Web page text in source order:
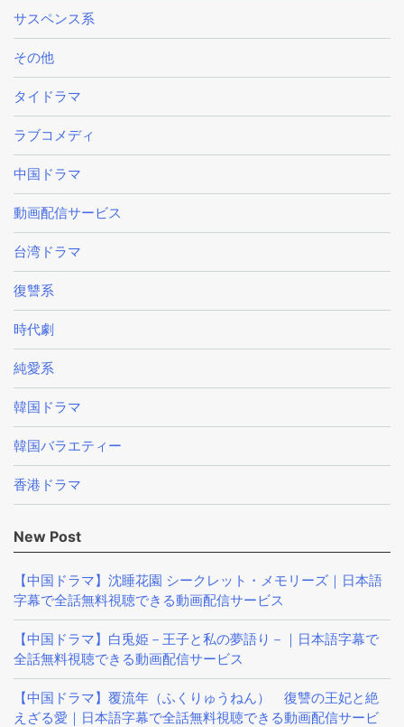
サスペンス系
その他
タイドラマ
ラブコメディ
中国ドラマ
動画配信サービス
台湾ドラマ
復讐系
時代劇
純愛系
韓国ドラマ
韓国バラエティー
香港ドラマ
New Post
【中国ドラマ】沈睡花園 シークレット・メモリーズ｜日本語
字幕で全話無料視聴できる動画配信サービス
【中国ドラマ】白兎姫－王子と私の夢語り－｜日本語字幕で
全話無料視聴できる動画配信サービス
【中国ドラマ】覆流年（ふくりゅうねん） 復讐の王妃と絶
えざる愛｜日本語字幕で全話無料視聴できる動画配信サービ